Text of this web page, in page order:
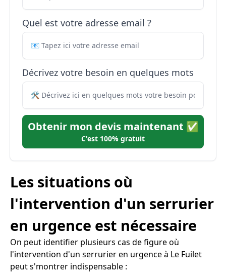
Quel est votre adresse email ?
Décrivez votre besoin en quelques mots
Obtenir mon devis maintenant ✅
C'est 100% gratuit
Les situations où
l'intervention d'un serrurier
en urgence est nécessaire
On peut identifier plusieurs cas de figure où
l'intervention d'un serrurier en urgence à Le Fuilet
peut s'montrer indispensable :